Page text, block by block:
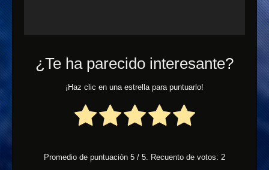
¿Te ha parecido interesante?
¡Haz clic en una estrella para puntuarlo!
Promedio de puntuación 5 / 5. Recuento de votos: 2